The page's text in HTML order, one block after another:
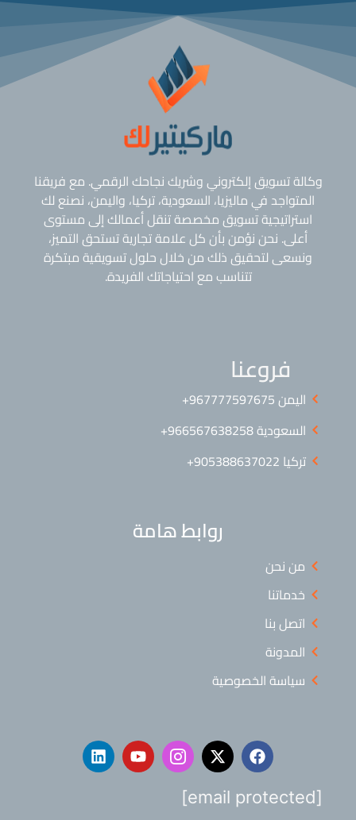
وكالة تسويق إلكتروني وشريك نجاحك الرقمي. مع فريقنا
المتواجد في ماليزيا، السعودية، تركيا، واليمن، نصنع لك
استراتيجية تسويق مخصصة تنقل أعمالك إلى مستوى
أعلى. نحن نؤمن بأن كل علامة تجارية تستحق التميز،
ونسعى لتحقيق ذلك من خلال حلول تسويقية مبتكرة
تتناسب مع احتياجاتك الفريدة.
فروعنا
اليمن ⁦+967777597675⁩
السعودية 966567638258+
تركيا 905388637022+
روابط هامة
من نحن
خدماتنا
اتصل بنا
المدونة
سياسة الخصوصية
[email protected]